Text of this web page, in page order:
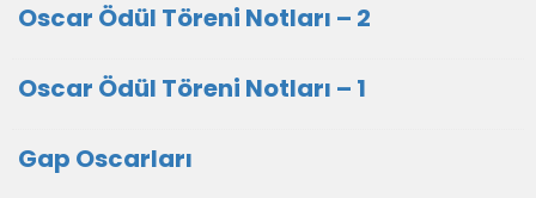
Oscar Ödül Töreni Notları – 2
Oscar Ödül Töreni Notları – 1
Gap Oscarları